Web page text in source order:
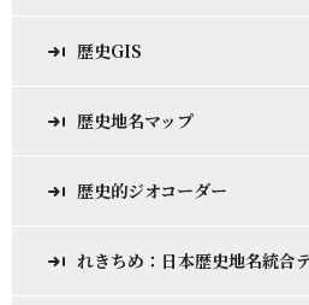
歴史GIS
歴史地名マップ
歴史的ジオコーダー
れきちめ：日本歴史地名統合